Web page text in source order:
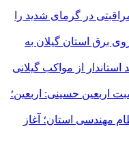
خودمراقبتی در گرمای شدید را
برق استان گیلان به
استاندار از مواکب گیلانی
اربعین حسینی: اربعین؛
مهندسی استان؛ آغاز